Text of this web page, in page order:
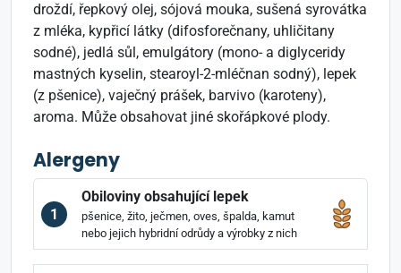
droždí, řepkový olej, sójová mouka, sušená syrovátka
z mléka, kypřicí látky (difosforečnany, uhličitany
sodné), jedlá sůl, emulgátory (mono- a diglyceridy
mastných kyselin, stearoyl-2-mléčnan sodný), lepek
(z pšenice), vaječný prášek, barvivo (karoteny),
aroma. Může obsahovat jiné skořápkové plody.
Alergeny
1
Obiloviny obsahující lepek
pšenice, žito, ječmen, oves, špalda, kamut
nebo jejich hybridní odrůdy a výrobky z nich